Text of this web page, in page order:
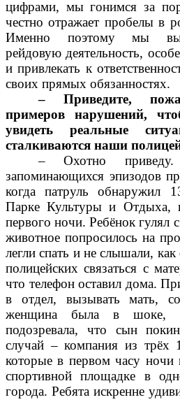
цифрами, мы гонимся за
честно отражает пробелы в
Именно поэтому мы
рейдовую деятельность,
и привлекать к
своих прямых обязанностях.
– Приведите,
примеров нарушений,
увидеть реальные
сталкиваются наши
– Охотно
запоминающихся эпизодов
когда патруль обнаружил
Парке Культуры и Отдыха,
первого ночи. Ребёнок гулял
животное попросилось на
легли спать и не слышали,
полицейских связаться с
что телефон оставил дома.
в отдел, вызывать мать,
женщина была в шоке,
подозревала, что сын
случай – компания из трёх
которые в первом часу ночи
спортивной площадке в
города. Ребята искренне